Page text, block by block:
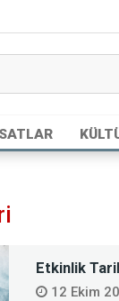
Etkinlik
12 Ekim